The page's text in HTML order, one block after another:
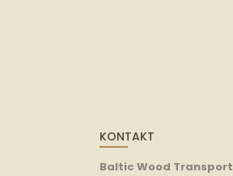
KONTAKT
Baltic Wood Transport